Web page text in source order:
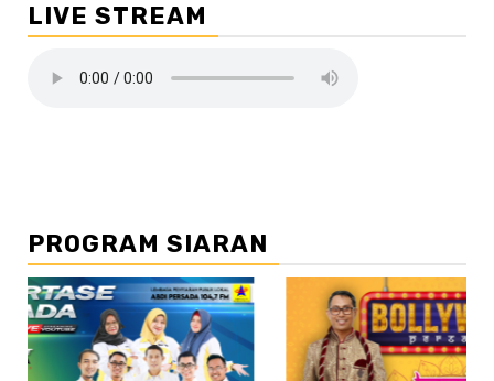
LIVE STREAM
PROGRAM SIARAN
//2